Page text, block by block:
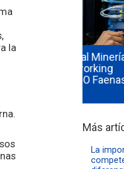
la
Minería:
Faenas
La
Más
La